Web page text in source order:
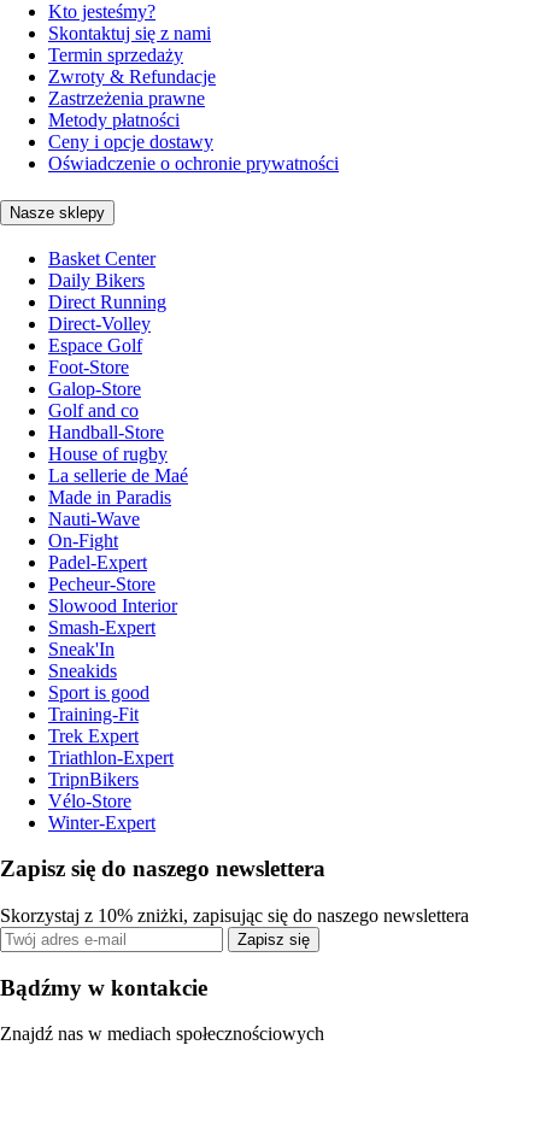
Kto jesteśmy?
Skontaktuj się z nami
Termin sprzedaży
Zwroty & Refundacje
Zastrzeżenia prawne
Metody płatności
Ceny i opcje dostawy
Oświadczenie o ochronie prywatności
Nasze sklepy
Basket Center
Daily Bikers
Direct Running
Direct-Volley
Espace Golf
Foot-Store
Galop-Store
Golf and co
Handball-Store
House of rugby
La sellerie de Maé
Made in Paradis
Nauti-Wave
On-Fight
Padel-Expert
Pecheur-Store
Slowood Interior
Smash-Expert
Sneak'In
Sneakids
Sport is good
Training-Fit
Trek Expert
Triathlon-Expert
TripnBikers
Vélo-Store
Winter-Expert
Zapisz się do naszego newslettera
Skorzystaj z 10% zniżki, zapisując się do naszego newslettera
Zapisz się
Bądźmy w kontakcie
Znajdź nas w mediach społecznościowych